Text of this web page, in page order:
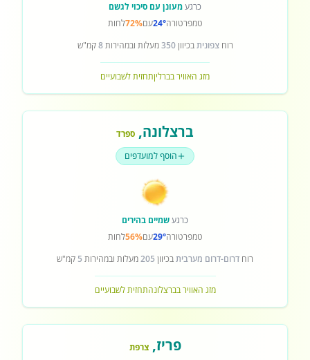
כרגעמעונן עם סיכוי לגשם
טמפרטורה24°עם72%לחות
רוחצפוניתבכיוון350מעלות ובמהירות8קמ"ש
מזג האוויר בברליןתחזית לשבועיים
ברצלונה, ספרד
הוסף למועדפים
כרגעשמיים בהירים
טמפרטורה29°עם56%לחות
רוח דרום-דרום מערביתבכיוון 205מעלות ובמהירות 5 קמ"ש
מזג האוויר בברצלונהתחזית לשבועיים
פריז,צרפת